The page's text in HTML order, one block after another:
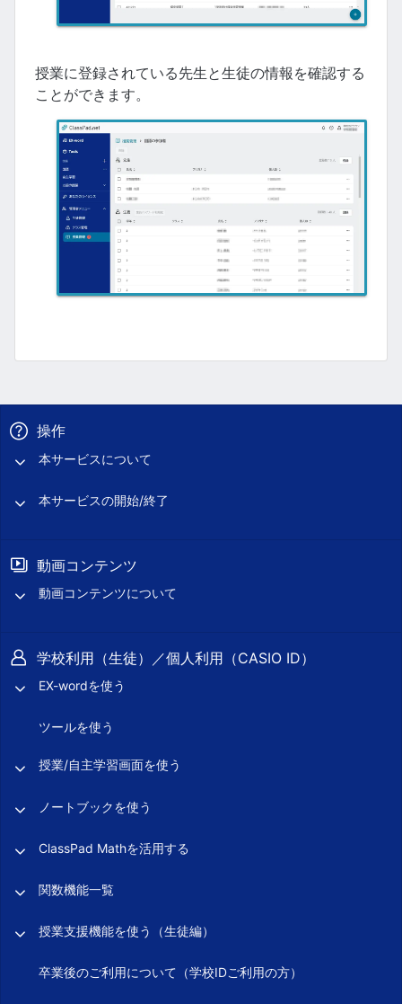
授業に登録されている先生と生徒の情報を確認する
ことができます。
操作
本サービスについて
本サービスの開始/終了
動画コンテンツ
動画コンテンツについて
学校利用（生徒）／個人利用（CASIO ID）
EX-wordを使う
ツールを使う
授業/自主学習画面を使う
ノートブックを使う
ClassPad Mathを活用する
関数機能一覧
授業支援機能を使う（生徒編）
卒業後のご利用について（学校IDご利用の方）